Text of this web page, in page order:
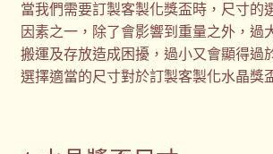
當我們需要訂製客製化獎盃時，尺寸的
因素之一，除了會影響到重量之外，過
搬運及存放造成困擾，過小又會顯得過
選擇適當的尺寸對於訂製客製化水晶獎